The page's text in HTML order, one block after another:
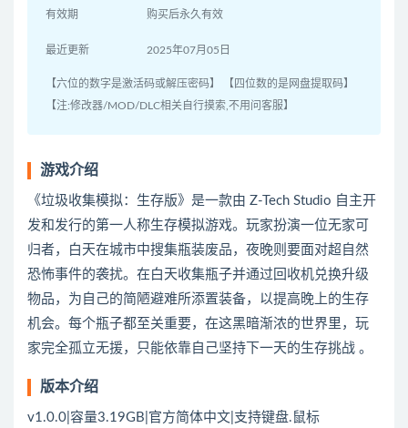
有效期 购买后永久有效
最近更新 2025年07月05日
【六位的数字是激活码或解压密码】 【四位数的是网盘提取码】
【注:修改器/MOD/DLC相关自行摸索,不用问客服】
游戏介绍
《垃圾收集模拟：生存版》是一款由 Z‑Tech Studio 自主开
发和发行的第一人称生存模拟游戏。玩家扮演一位无家可
归者，白天在城市中搜集瓶装废品，夜晚则要面对超自然
恐怖事件的袭扰。在白天收集瓶子并通过回收机兑换升级
物品，为自己的简陋避难所添置装备，以提高晚上的生存
机会。每个瓶子都至关重要，在这黑暗渐浓的世界里，玩
家完全孤立无援，只能依靠自己坚持下一天的生存挑战 。
版本介绍
v1.0.0|容量3.19GB|官方简体中文|支持键盘.鼠标